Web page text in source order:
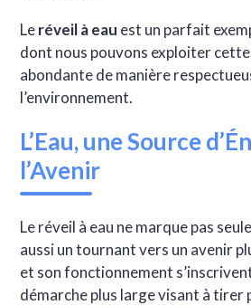
Leréveil à eau est un parfait
dont nous pouvons exploiter
abondante de manière
l’environnement.
L’Eau, une Source
l’Avenir
Le réveil à eau ne marque pas
aussi un tournant vers un avenir
et son fonctionnement
démarche plus large visant à tirer